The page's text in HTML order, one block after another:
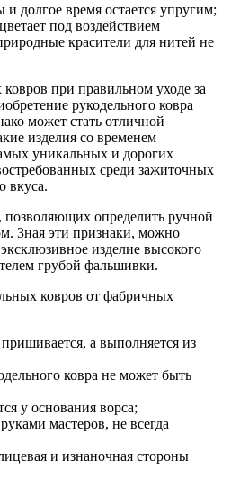
и долгое время остается упругим;
под воздействием
красители для нитей не
при правильном уходе за
рукодельного ковра
может стать отличной
изделия со временем
уникальных и дорогих
среди зажиточных
вкуса.
позволяющих определить ручной
Зная эти признаки, можно
изделие высокого
грубой фальшивки.
ковров от фабричных
а выполняется из
ковра не может быть
у основания ворса;
мастеров, не всегда
и изнаночная стороны